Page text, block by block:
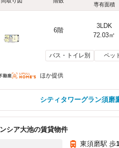
専有面積
6階
3LDK
72.03㎡
バス・トイレ別 ペッ
ほか提供
シティタワーグラン須磨
シア大池の賃貸物件
東須磨駅 歩